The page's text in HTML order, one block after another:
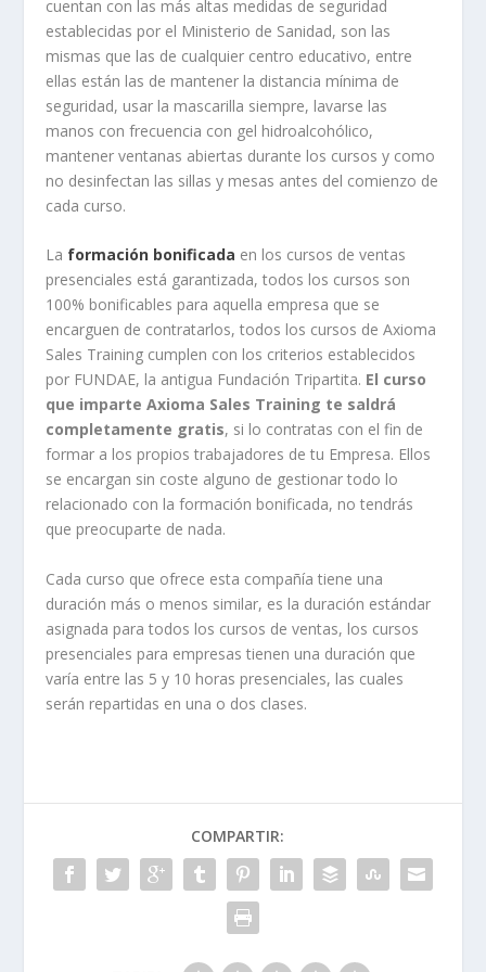
cuentan con las más altas medidas de seguridad
establecidas por el Ministerio de Sanidad, son las
mismas que las de cualquier centro educativo, entre
ellas están las de mantener la distancia mínima de
seguridad, usar la mascarilla siempre, lavarse las
manos con frecuencia con gel hidroalcohólico,
mantener ventanas abiertas durante los cursos y como
no desinfectan las sillas y mesas antes del comienzo de
cada curso.
La formación bonificada en los cursos de ventas
presenciales está garantizada, todos los cursos son
100% bonificables para aquella empresa que se
encarguen de contratarlos, todos los cursos de Axioma
Sales Training cumplen con los criterios establecidos
por FUNDAE, la antigua Fundación Tripartita. El curso
que imparte Axioma Sales Training te saldrá
completamente gratis, si lo contratas con el fin de
formar a los propios trabajadores de tu Empresa. Ellos
se encargan sin coste alguno de gestionar todo lo
relacionado con la formación bonificada, no tendrás
que preocuparte de nada.
Cada curso que ofrece esta compañía tiene una
duración más o menos similar, es la duración estándar
asignada para todos los cursos de ventas, los cursos
presenciales para empresas tienen una duración que
varía entre las 5 y 10 horas presenciales, las cuales
serán repartidas en una o dos clases.
COMPARTIR: